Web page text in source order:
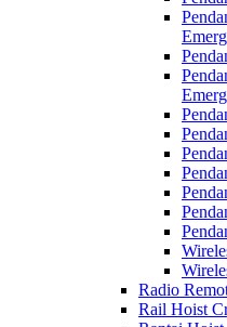
Radio
Rail Hoist